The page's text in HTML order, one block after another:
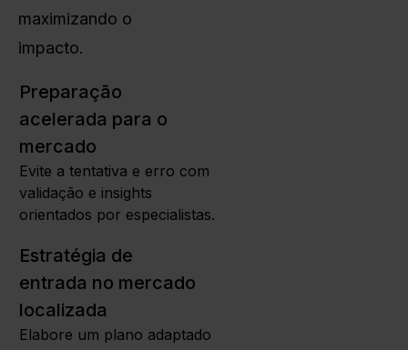
maximizando o
impacto.
Preparação
acelerada para o
mercado
Evite a tentativa e erro com
validação e insights
orientados por especialistas.
Estratégia de
entrada no mercado
localizada
Elabore um plano adaptado